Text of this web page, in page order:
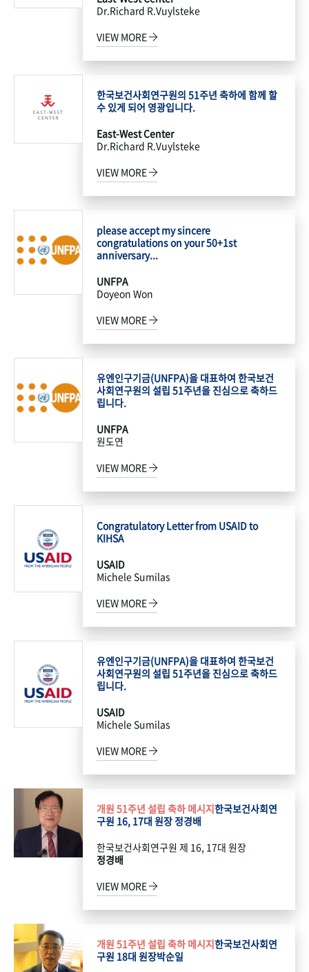
Dr.Richard R.Vuylsteke
VIEW MORE
한국보건사회연구원의 51주년 축하에 함께 할
수 있게 되어 영광입니다.
East-West Center
Dr.Richard R.Vuylsteke
VIEW MORE
please accept my sincere
congratulations on your 50+1st
anniversary...
UNFPA
Doyeon Won
VIEW MORE
유엔인구기금(UNFPA)을 대표하여 한국보건
사회연구원의 설립 51주년을 진심으로 축하드
립니다.
UNFPA
원도연
VIEW MORE
Congratulatory Letter from USAID to
KIHSA
USAID
Michele Sumilas
VIEW MORE
유엔인구기금(UNFPA)을 대표하여 한국보건
사회연구원의 설립 51주년을 진심으로 축하드
립니다.
USAID
Michele Sumilas
VIEW MORE
개원 51주년 설립 축하 메시지한국보건사회연
구원 16, 17대 원장 정경배
한국보건사회연구원 제 16, 17대 원장
정경배
VIEW MORE
개원 51주년 설립 축하 메시지한국보건사회연
구원 18대 원장박순일